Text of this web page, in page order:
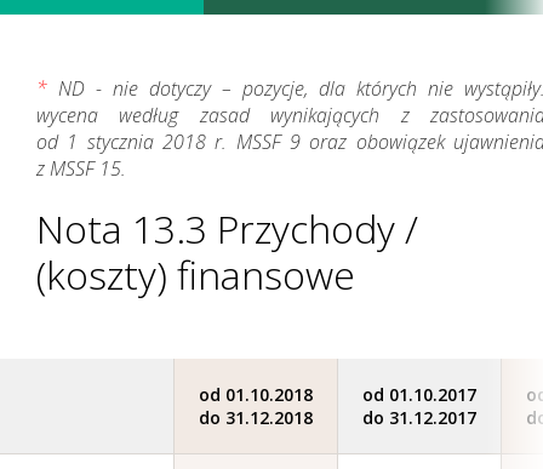
* ND - nie dotyczy – pozycje, dla których nie
wycena według zasad wynikających z
od 1 stycznia 2018 r. MSSF 9 oraz obowiązek
z MSSF 15.
Nota 13.3 Przychody /
(koszty) finansowe
od 01.10.2018
do 31.12.2018
od 01.10.2017
do 31.12.2017